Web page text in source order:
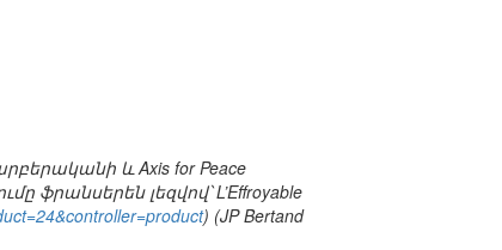
և Axis for Peace
լեզվով՝ L’Effroyable
) (JP Bertand